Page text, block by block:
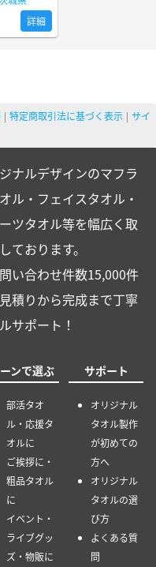
詳細
特定商取引法に基づく表示
サイ
ナルデザインのマフラ
ル・フェイスタオル・
ツタオル等を幅広く取
ております。
い合わせ件数15,000件
積りから完成まで丁寧
サポート！
ンで選ぶ
部活タオ
ル・応援タ
オルに
ご挨拶に・
粗品タオル
に
イベント・
ライブグッ
ズ・物販に
サポート
オリジナル
タオル製作
が初めての
方へ
オリジナル
タオルの選
び方
よくある質
問